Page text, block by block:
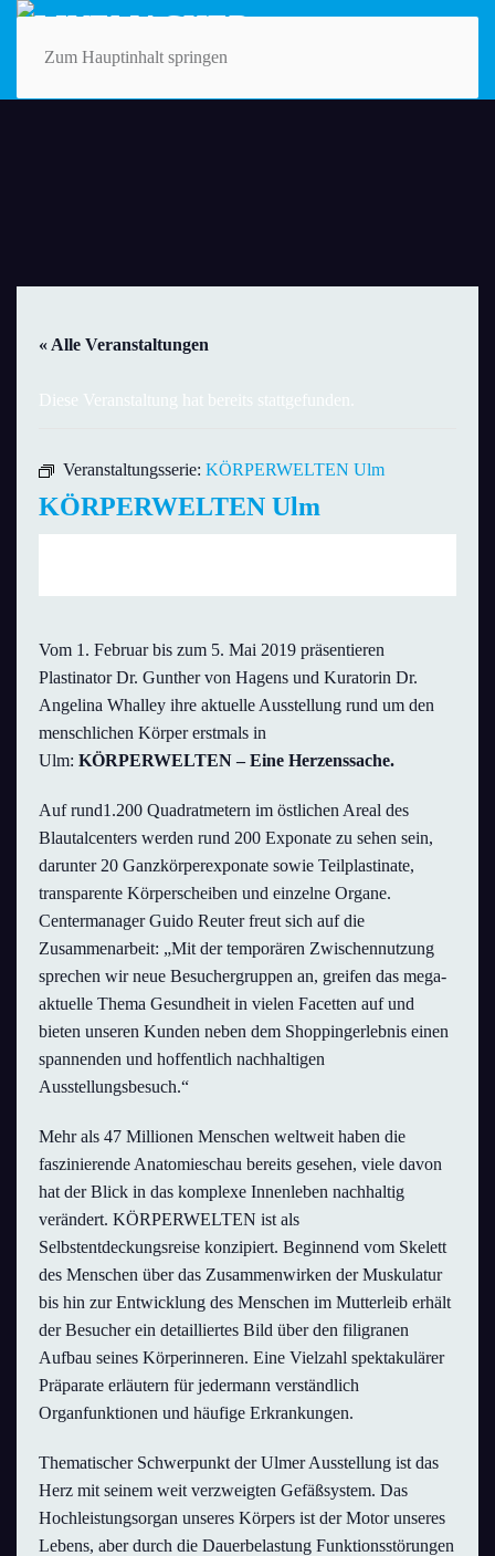
Zum Hauptinhalt springen
« Alle Veranstaltungen
Diese Veranstaltung hat bereits stattgefunden.
Veranstaltungsserie: KÖRPERWELTEN Ulm
KÖRPERWELTEN Ulm
Vom 1. Februar bis zum 5. Mai 2019 präsentieren
Plastinator Dr. Gunther von Hagens und Kuratorin Dr.
Angelina Whalley ihre aktuelle Ausstellung rund um den
menschlichen Körper erstmals in
Ulm: KÖRPERWELTEN – Eine Herzenssache.
Auf rund1.200 Quadratmetern im östlichen Areal des
Blautalcenters werden rund 200 Exponate zu sehen sein,
darunter 20 Ganzkörperexponate sowie Teilplastinate,
transparente Körperscheiben und einzelne Organe.
Centermanager Guido Reuter freut sich auf die
Zusammenarbeit: „Mit der temporären Zwischennutzung
sprechen wir neue Besuchergruppen an, greifen das mega-
aktuelle Thema Gesundheit in vielen Facetten auf und
bieten unseren Kunden neben dem Shoppingerlebnis einen
spannenden und hoffentlich nachhaltigen
Ausstellungsbesuch.“
Mehr als 47 Millionen Menschen weltweit haben die
faszinierende Anatomieschau bereits gesehen, viele davon
hat der Blick in das komplexe Innenleben nachhaltig
verändert. KÖRPERWELTEN ist als
Selbstentdeckungsreise konzipiert. Beginnend vom Skelett
des Menschen über das Zusammenwirken der Muskulatur
bis hin zur Entwicklung des Menschen im Mutterleib erhält
der Besucher ein detailliertes Bild über den filigranen
Aufbau seines Körperinneren. Eine Vielzahl spektakulärer
Präparate erläutern für jedermann verständlich
Organfunktionen und häufige Erkrankungen.
Thematischer Schwerpunkt der Ulmer Ausstellung ist das
Herz mit seinem weit verzweigten Gefäßsystem. Das
Hochleistungsorgan unseres Körpers ist der Motor unseres
Lebens, aber durch die Dauerbelastung Funktionsstörungen